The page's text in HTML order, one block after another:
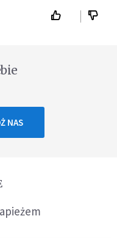
NAS